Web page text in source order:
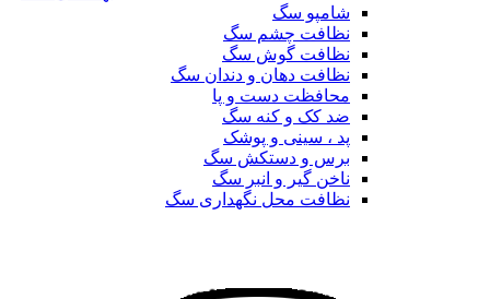
شامپو سگ
نظافت چشم سگ
نظافت گوش سگ
نظافت دهان و دندان سگ
محافظت دست و پا
ضد کک و کنه سگ
پد ، سینی و پوشک
برس و دستکش سگ
ناخن گیر و انبر سگ
نظافت محل نگهداری سگ